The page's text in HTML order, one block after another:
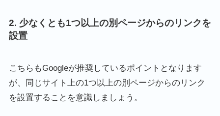
2. 少なくとも1つ以上の別ページからのリンクを
設置
こちらもGoogleが推奨しているポイントとなります
が、同じサイト上の1つ以上の別ページからのリンク
を設置することを意識しましょう。